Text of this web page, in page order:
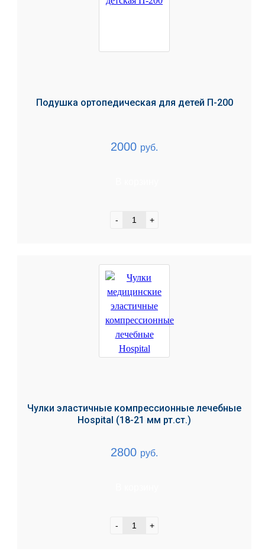
Подушка ортопедическая для детей П-200
2000 руб.
- +
Чулки эластичные компрессионные лечебные
Hospital (18-21 мм рт.ст.)
2800 руб.
- +